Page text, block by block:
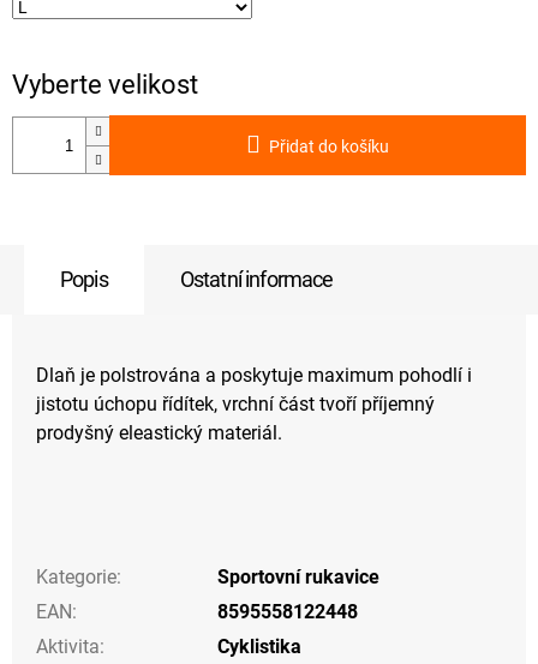
Přidat do košíku
Popis Ostatní informace
Dlaň je polstrována a poskytuje maximum pohodlí i
jistotu úchopu řídítek, vrchní část tvoří příjemný
prodyšný eleastický materiál.
Kategorie:
Sportovní rukavice
EAN:
8595558122448
Aktivita:
Cyklistika